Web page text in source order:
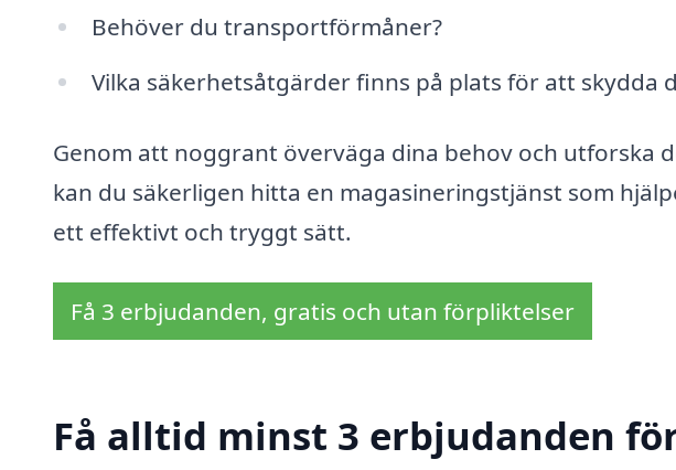
Behöver du transportförmåner?
Vilka säkerhetsåtgärder finns på plats för att skydda
Genom att noggrant överväga dina behov och utforska
kan du säkerligen hitta en magasineringstjänst som
ett effektivt och tryggt sätt.
Få 3 erbjudanden, gratis och utan förpliktelser
Få alltid minst 3 erbjudanden